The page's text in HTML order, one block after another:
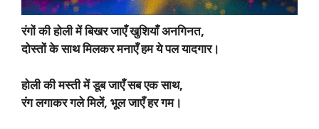
रंगों की होली में बिखर जाएँ खुशियाँ अनगिनत,
दोस्तों के साथ मिलकर मनाएँ हम ये पल यादगार।
होली की मस्ती में डूब जाएँ सब एक साथ,
रंग लगाकर गले मिलें, भूल जाएँ हर गम।